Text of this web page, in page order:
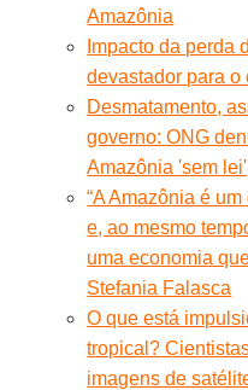
Amazônia
Impacto da perda
devastador para o
Desmatamento,
governo: ONG
Amazônia 'sem lei'
“A Amazônia é
e, ao mesmo
uma economia
Stefania Falasca
O que está
tropical?
imagens de